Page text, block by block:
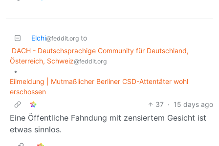
Elchi@feddit.org to
DACH - Deutschsprachige Community für Deutschland,
Österreich, Schweiz@feddit.org
•
Eilmeldung | Mutmaßlicher Berliner CSD-Attentäter wohl
erschossen
37 · 15 days ago
Eine Öffentliche Fahndung mit zensiertem Gesicht ist
etwas sinnlos.